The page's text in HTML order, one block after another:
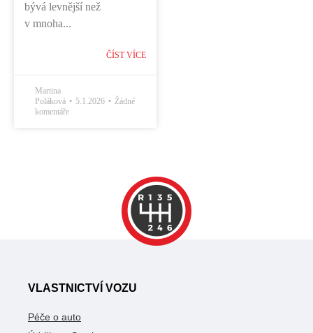
bývá levnější než
v mnoha...
ČÍST VÍCE
Martina
Poláková
5.1.2026
Žádné
komentáře
VLASTNICTVÍ VOZU
Péče o auto